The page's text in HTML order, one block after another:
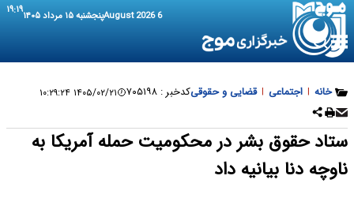
6 August 2026 پنجشنبه ۱۵ مرداد ۱۴۰۵ ۱۹:۱۹
خانه | اجتماعی | قضایی و حقوقیکدخبر : ۷۰۵۱۹۸ ۱۴۰۵/۰۲/۲۱ ۱۰:۲۹:۲۴
ستاد حقوق بشر در محکومیت حمله آمریکا به
ناوچه دنا بیانیه داد